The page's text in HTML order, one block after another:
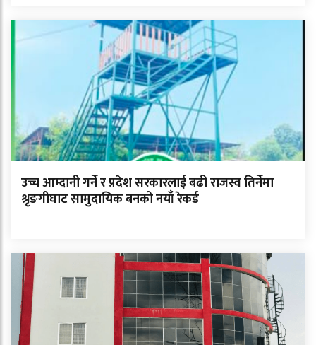
उच्च आम्दानी गर्ने र प्रदेश सरकारलाई बढी राजस्व तिर्नेमा
श्रृङगीघाट सामुदायिक बनको नयाँ रेकर्ड